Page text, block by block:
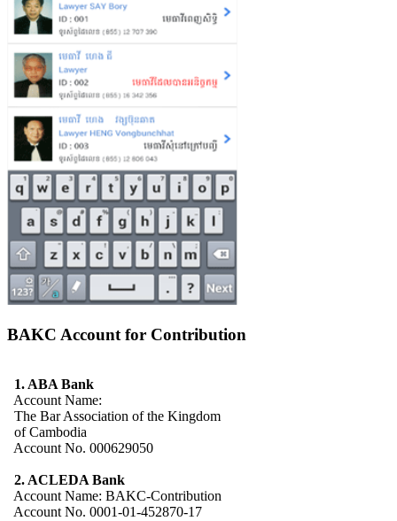
BAKC Account for Contribution
1. ABA Bank
Account Name:
The Bar Association of the Kingdom
of Cambodia
Account No. 000629050
2. ACLEDA Bank
Account Name: BAKC-Contribution
Account No. 0001-01-452870-17